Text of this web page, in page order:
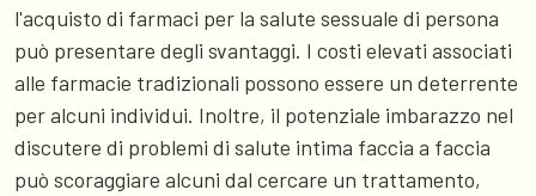
l'acquisto di farmaci per la salute sessuale di persona
può presentare degli svantaggi. I costi elevati associati
alle farmacie tradizionali possono essere un deterrente
per alcuni individui. Inoltre, il potenziale imbarazzo nel
discutere di problemi di salute intima faccia a faccia
può scoraggiare alcuni dal cercare un trattamento,